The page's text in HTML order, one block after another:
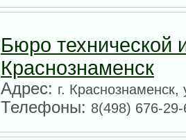
Бюро технической
Краснознаменск
Адрес:г.
Телефоны:8(498) 676-29-